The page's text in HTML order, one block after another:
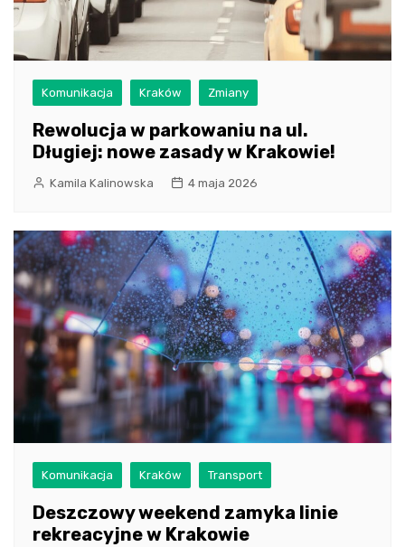
Komunikacja Kraków Zmiany
Rewolucja w parkowaniu na ul.
Długiej: nowe zasady w Krakowie!
Kamila Kalinowska 4 maja 2026
Komunikacja Kraków Transport
Deszczowy weekend zamyka linie
rekreacyjne w Krakowie